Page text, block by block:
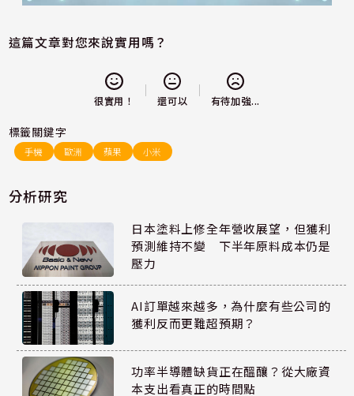
這篇文章對您來說實用嗎？
很實用！ 還可以 有待加強...
標籤關鍵字
手機 歐洲 蘋果 小米
分析研究
日本塗料上修全年營收展望，但獲利
預測維持不變 下半年原料成本仍是
壓力
AI訂單越來越多，為什麼有些公司的
獲利反而更難超預期？
功率半導體缺貨正在醞釀？從大廠資
本支出看真正的時間點